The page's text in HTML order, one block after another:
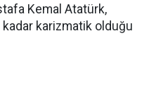
Kemal Atatürk,
kadar karizmatik olduğu